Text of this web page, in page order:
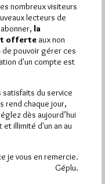
nombreux visiteurs
lecteurs de
la
offerte aux non
de pouvoir gérer ces
d'un compte est
satisfaits du service
rend chaque jour,
dès aujourd’hui
illimité d'un an au
je vous en remercie.
Géplu.